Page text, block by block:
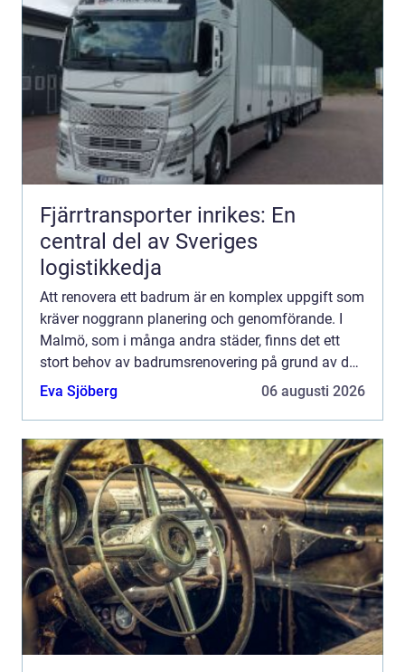
Fjärrtransporter inrikes: En
central del av Sveriges
logistikkedja
Att renovera ett badrum är en komplex uppgift som
kräver noggrann planering och genomförande. I
Malmö, som i många andra städer, finns det ett
stort behov av badrumsrenovering på grund av de
äldre byggnaderna...
Eva Sjöberg 06 augusti 2026